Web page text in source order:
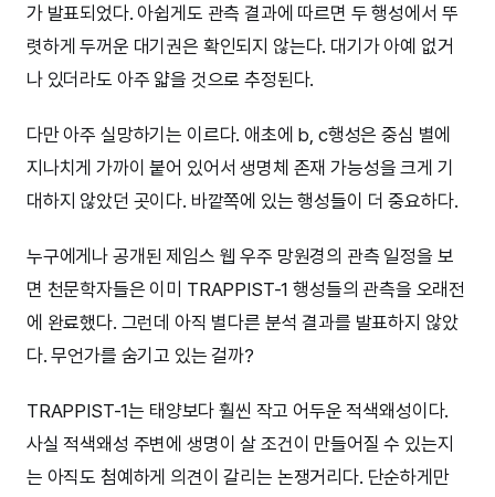
가 발표되었다. 아쉽게도 관측 결과에 따르면 두 행성에서 뚜
렷하게 두꺼운 대기권은 확인되지 않는다. 대기가 아예 없거
나 있더라도 아주 얇을 것으로 추정된다.
다만 아주 실망하기는 이르다. 애초에 b, c행성은 중심 별에
지나치게 가까이 붙어 있어서 생명체 존재 가능성을 크게 기
대하지 않았던 곳이다. 바깥쪽에 있는 행성들이 더 중요하다.
누구에게나 공개된 제임스 웹 우주 망원경의 관측 일정을 보
면 천문학자들은 이미 TRAPPIST-1 행성들의 관측을 오래전
에 완료했다. 그런데 아직 별다른 분석 결과를 발표하지 않았
다. 무언가를 숨기고 있는 걸까?
TRAPPIST-1는 태양보다 훨씬 작고 어두운 적색왜성이다.
사실 적색왜성 주변에 생명이 살 조건이 만들어질 수 있는지
는 아직도 첨예하게 의견이 갈리는 논쟁거리다. 단순하게만